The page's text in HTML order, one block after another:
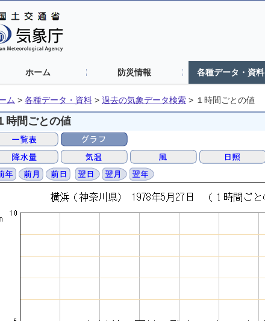
ホーム 防災情報 各種データ・資料
ム > 各種データ・資料 > 過去の気象データ検索 > １時間ごとの値
時間ごとの値